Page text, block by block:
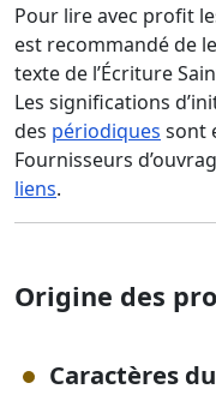
Pour lire avec profit
est recommandé de
texte de l’Écriture
Les significations
des périodiques sont
Fournisseurs
liens.
Origine des
Caractères